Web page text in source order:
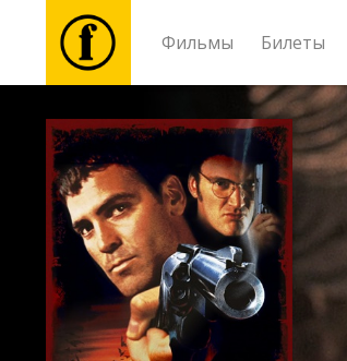
Фильмы Билеты
Фильмы
Билеты
Культура
Мероприятия